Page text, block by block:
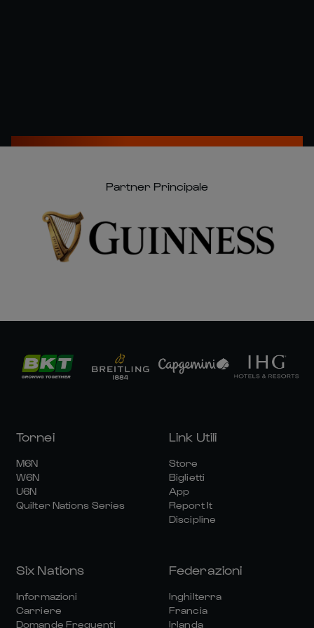
Partner Principale
Tornei
M6N
W6N
U6N
Quilter Nations Series
Link Utili
Store
Biglietti
App
Report It
Discipline
Six Nations
Informazioni
Carriere
Domande Frequenti
Federazioni
Inghilterra
Francia
Irlanda